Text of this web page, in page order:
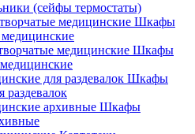
(сейфы термостаты)
Шкафы
медицинские
Шкафы
Шкафы
раздевалок
Шкафы